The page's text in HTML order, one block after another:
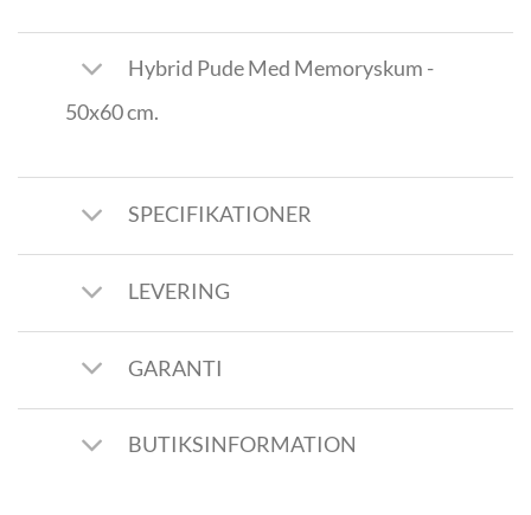
Hybrid Pude Med Memoryskum -
50x60 cm.
SPECIFIKATIONER
LEVERING
GARANTI
BUTIKSINFORMATION